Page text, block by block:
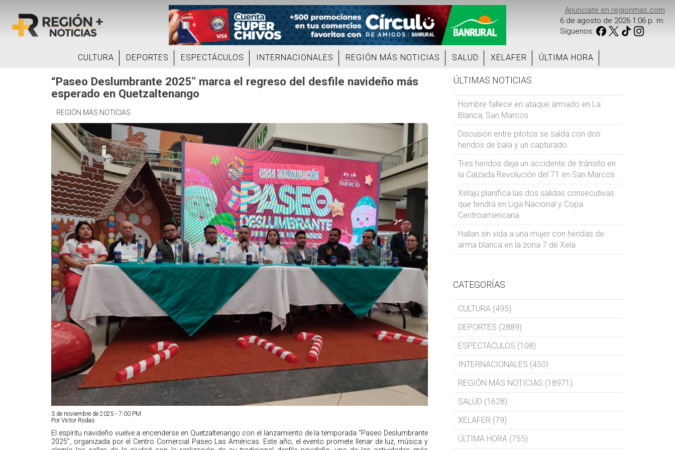
Anúnciate en regionmas.com
6 de agosto de 2026 1:06 p. m.
Síguenos:
CULTURA DEPORTES ESPECTÁCULOS INTERNACIONALES REGIÓN MÁS NOTICIAS SALUD XELAFER ÚLTIMA HORA
“Paseo Deslumbrante 2025” marca el regreso del desfile navideño más
esperado en Quetzaltenango
REGIÓN MÁS NOTICIAS
3 de noviembre de 2025 - 7:00 PM
Por Victor Rodas
El espíritu navideño vuelve a encenderse en Quetzaltenango con el lanzamiento de la temporada “Paseo Deslumbrante
2025”, organizada por el Centro Comercial Paseo Las Américas. Este año, el evento promete llenar de luz, música y
ÚLTIMAS NOTICIAS
Hombre fallece en ataque armado en La
Blanca, San Marcos
Discusión entre pilotos se salda con dos
heridos de bala y un capturado
Tres heridos deja un accidente de tránsito en
la Calzada Revolución del 71 en San Marcos
Xelajú planifica las dos salidas consecutivas
que tendrá en Liga Nacional y Copa
Centroamericana
Hallan sin vida a una mujer con heridas de
arma blanca en la zona 7 de Xela
CATEGORÍAS
CULTURA (495)
DEPORTES (2889)
ESPECTÁCULOS (108)
INTERNACIONALES (450)
REGIÓN MÁS NOTICIAS (18971)
SALUD (1628)
XELAFER (79)
ÚLTIMA HORA (755)